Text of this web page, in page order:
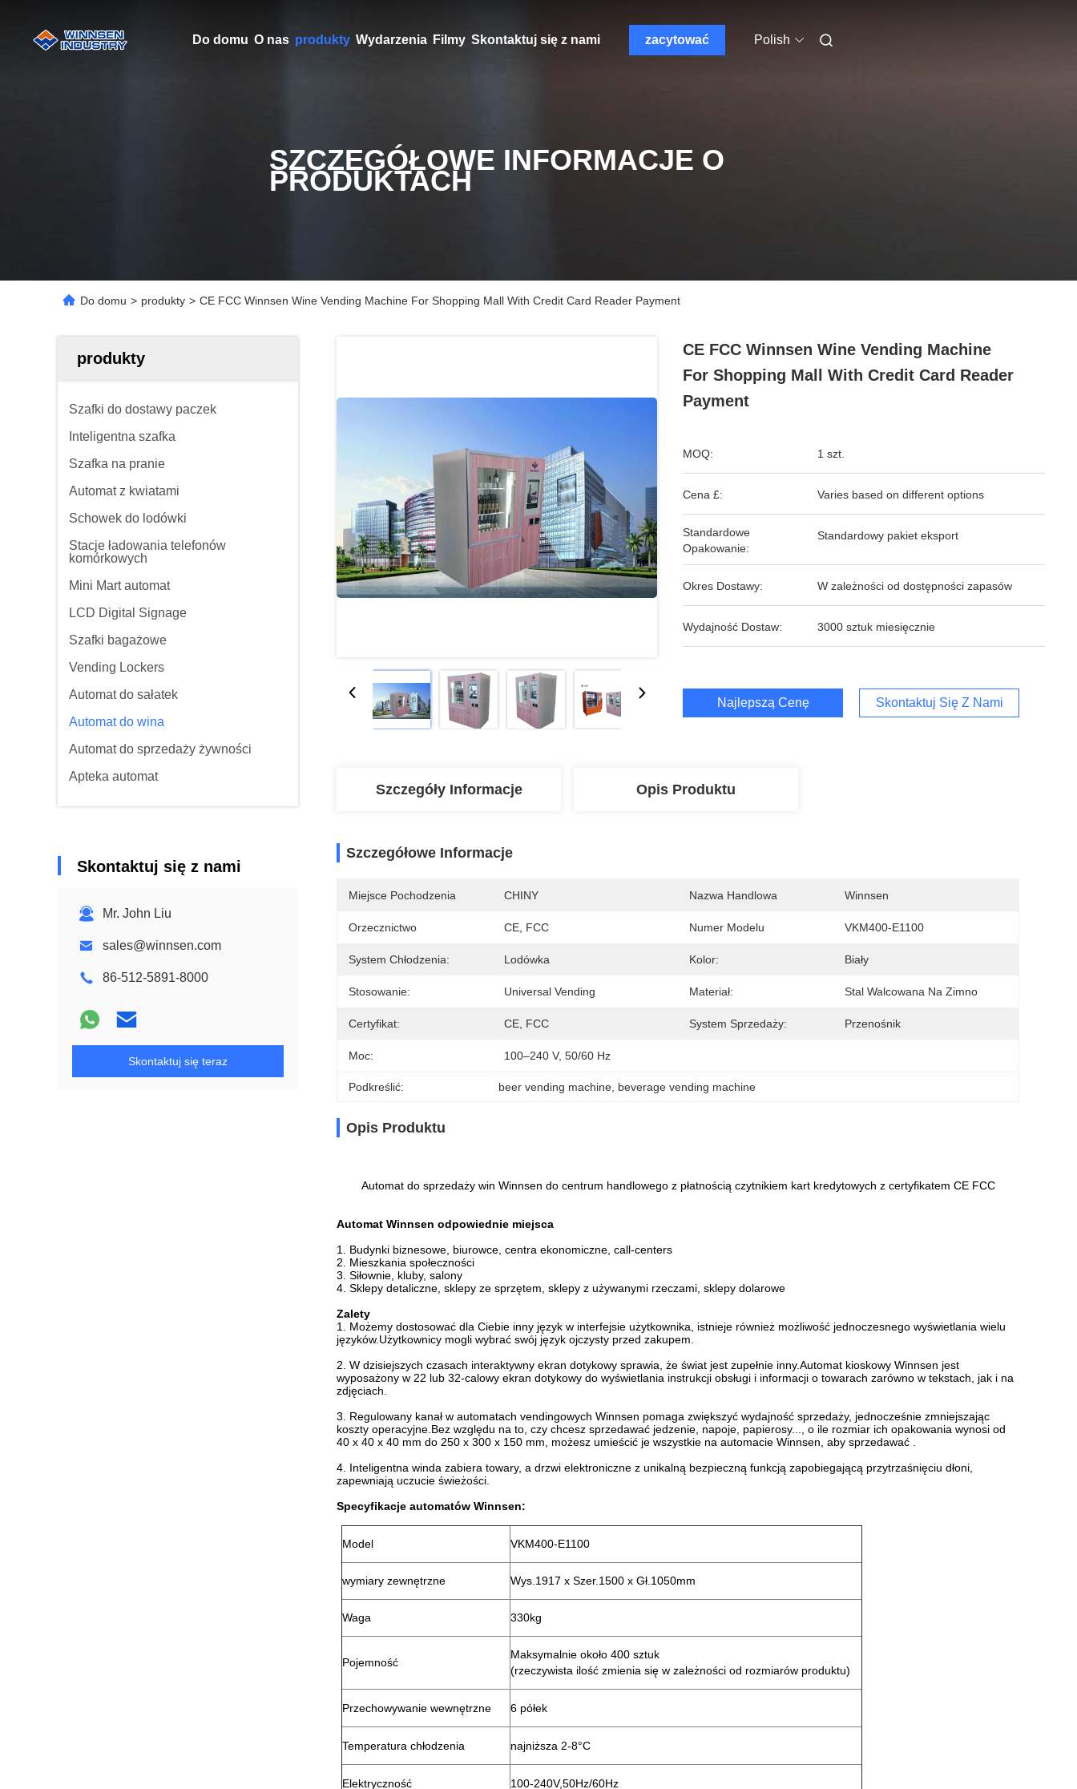
Do domu O nas produkty Wydarzenia Filmy Skontaktuj się z nami zacytować Polish
SZCZEGÓŁOWE INFORMACJE O
PRODUKTACH
Do domu > produkty > CE FCC Winnsen Wine Vending Machine For Shopping Mall With Credit Card Reader Payment
produkty
Szafki do dostawy paczek
Inteligentna szafka
Szafka na pranie
Automat z kwiatami
Schowek do lodówki
Stacje ładowania telefonów
komórkowych
Mini Mart automat
LCD Digital Signage
Szafki bagażowe
Vending Lockers
Automat do sałatek
Automat do wina
Automat do sprzedaży żywności
Apteka automat
Skontaktuj się z nami
Mr. John Liu
sales@winnsen.com
86-512-5891-8000
Skontaktuj się teraz
CE FCC Winnsen Wine Vending Machine
For Shopping Mall With Credit Card Reader
Payment
MOQ: 1 szt.
Cena £: Varies based on different options
Standardowe
Opakowanie:
Standardowy pakiet eksport
Okres Dostawy: W zależności od dostępności zapasów
Wydajność Dostaw: 3000 sztuk miesięcznie
Najlepszą Cenę Skontaktuj Się Z Nami
Szczegóły Informacje Opis Produktu
Szczegółowe Informacje
Miejsce Pochodzenia CHINY Nazwa Handlowa Winnsen
Orzecznictwo CE, FCC Numer Modelu VKM400-E1100
System Chłodzenia: Lodówka Kolor: Biały
Stosowanie: Universal Vending Materiał: Stal Walcowana Na Zimno
Certyfikat: CE, FCC System Sprzedaży: Przenośnik
Moc: 100–240 V, 50/60 Hz
Podkreślić: beer vending machine beverage vending machine
Opis Produktu
Automat do sprzedaży win Winnsen do centrum handlowego z płatnością czytnikiem kart kredytowych z certyfikatem CE FCC
Automat Winnsen odpowiednie miejsca
1. Budynki biznesowe, biurowce, centra ekonomiczne, call-centers
2. Mieszkania społeczności
3. Siłownie, kluby, salony
4. Sklepy detaliczne, sklepy ze sprzętem, sklepy z używanymi rzeczami, sklepy dolarowe
Zalety
1. Możemy dostosować dla Ciebie inny język w interfejsie użytkownika, istnieje również możliwość jednoczesnego wyświetlania wielu
języków.Użytkownicy mogli wybrać swój język ojczysty przed zakupem.
2. W dzisiejszych czasach interaktywny ekran dotykowy sprawia, że ​​świat jest zupełnie inny.Automat kioskowy Winnsen jest
wyposażony w 22 lub 32-calowy ekran dotykowy do wyświetlania instrukcji obsługi i informacji o towarach zarówno w tekstach, jak i na
zdjęciach.
3. Regulowany kanał w automatach vendingowych Winnsen pomaga zwiększyć wydajność sprzedaży, jednocześnie zmniejszając
koszty operacyjne.Bez względu na to, czy chcesz sprzedawać jedzenie, napoje, papierosy..., o ile rozmiar ich opakowania wynosi od
40 x 40 x 40 mm do 250 x 300 x 150 mm, możesz umieścić je wszystkie na automacie Winnsen, aby sprzedawać .
4. Inteligentna winda zabiera towary, a drzwi elektroniczne z unikalną bezpieczną funkcją zapobiegającą przytrzaśnięciu dłoni,
zapewniają uczucie świeżości.
Specyfikacje automatów Winnsen:
Model VKM400-E1100
wymiary zewnętrzne Wys.1917 x Szer.1500 x Gł.1050mm
Waga 330kg
Pojemność
Maksymalnie około 400 sztuk
(rzeczywista ilość zmienia się w zależności od rozmiarów produktu)
Przechowywanie wewnętrzne 6 półek
Temperatura chłodzenia najniższa 2-8°C
Elektryczność 100-240V,50Hz/60Hz